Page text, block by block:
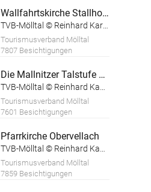
Wallfahrtskirche Stallhofen
Tourismusverband Mölltal
7807 Besichtigungen
Die Mallnitzer Talstufe und die Groppensteinschlucht
Tourismusverband Mölltal
7601 Besichtigungen
Pfarrkirche Obervellach
Tourismusverband Mölltal
7859 Besichtigungen